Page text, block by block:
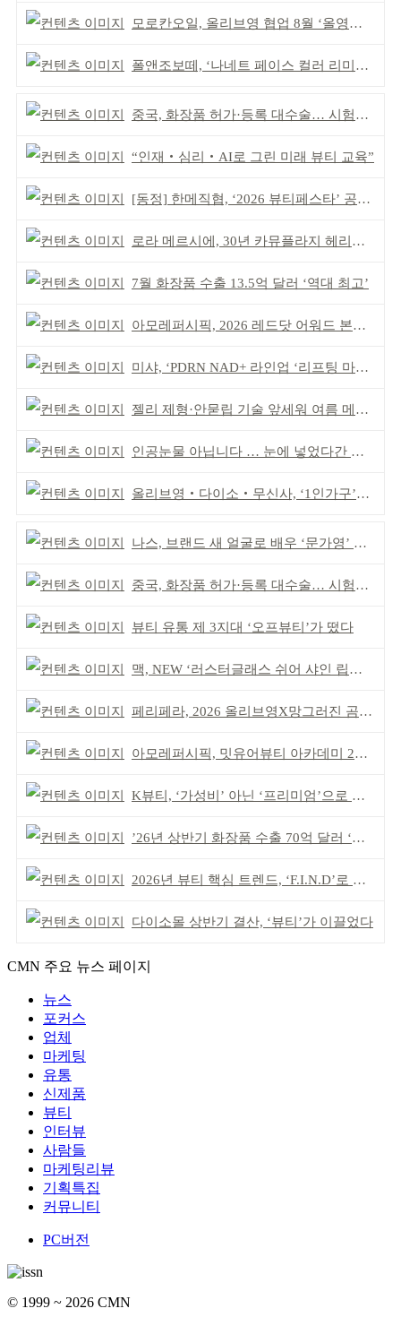
모로칸오일, 올리브영 협업 8월 ‘올영픽’ 선정
폴앤조보떼, ‘나네트 페이스 컬러 리미티드’ 출시
중국, 화장품 허가·등록 대수술… 시험자료 공용 허용
“인재‧심리‧AI로 그린 미래 뷰티 교육”
[동정] 한메직협, ‘2026 뷰티페스타’ 공동 주최
로라 메르시에, 30년 카뮤플라지 헤리티지 담아
7월 화장품 수출 13.5억 달러 ‘역대 최고’
아모레퍼시픽, 2026 레드닷 어워드 본상 2개 수상
미샤, ‘PDRN NAD+ 라인업 ‘리프팅 마스크’ 출시
젤리 제형·안묻립 기술 앞세워 여름 메이크업 시장 공략
인공눈물 아닙니다 … 눈에 넣었다간 각막 손상
올리브영‧다이소‧무신사, ‘1인가구’가 이끈다
나스, 브랜드 새 얼굴로 배우 ‘문가영’ 발탁
중국, 화장품 허가·등록 대수술… 시험자료 공용 허용
뷰티 유통 제 3지대 ‘오프뷰티’가 떴다
맥, NEW ‘러스터글래스 쉬어 샤인 립스틱’ 출시
페리페라, 2026 올리브영X망그러진 곰 콜라보
아모레퍼시픽, 밋유어뷰티 아카데미 2기 발대식
K뷰티, ‘가성비’ 아닌 ‘프리미엄’으로 승부걸어야
’26년 상반기 화장품 수출 70억 달러 ‘역대 최고’
2026년 뷰티 핵심 트렌드, ‘F.I.N.D’로 읽는다
다이소몰 상반기 결산, ‘뷰티’가 이끌었다
CMN 주요 뉴스 페이지
뉴스
포커스
업체
마케팅
유통
신제품
뷰티
인터뷰
사람들
마케팅리뷰
기획특집
커뮤니티
PC버전
© 1999 ~ 2026 CMN